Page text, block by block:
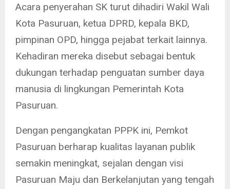
Acara penyerahan SK turut dihadiri Wakil Wali
Kota Pasuruan, ketua DPRD, kepala BKD,
pimpinan OPD, hingga pejabat terkait lainnya.
Kehadiran mereka disebut sebagai bentuk
dukungan terhadap penguatan sumber daya
manusia di lingkungan Pemerintah Kota
Pasuruan.
Dengan pengangkatan PPPK ini, Pemkot
Pasuruan berharap kualitas layanan publik
semakin meningkat, sejalan dengan visi
Pasuruan Maju dan Berkelanjutan yang tengah